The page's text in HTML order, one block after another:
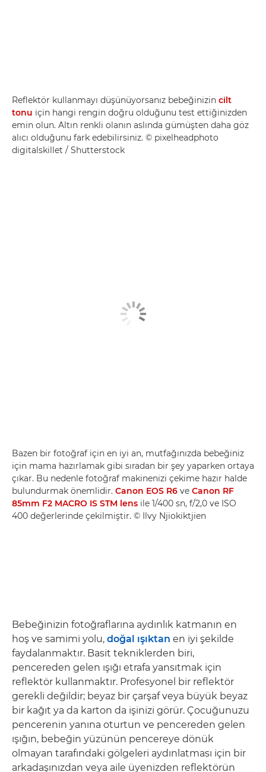
Reflektör kullanmayı düşünüyorsanız bebeğinizin cilt
tonu için hangi rengin doğru olduğunu test ettiğinizden
emin olun. Altın renkli olanın aslında gümüşten daha göz
alıcı olduğunu fark edebilirsiniz. © pixelheadphoto
digitalskillet / Shutterstock
Bazen bir fotoğraf için en iyi an, mutfağınızda bebeğiniz
için mama hazırlamak gibi sıradan bir şey yaparken ortaya
çıkar. Bu nedenle fotoğraf makinenizi çekime hazır halde
bulundurmak önemlidir. Canon EOS R6 ve Canon RF
85mm F2 MACRO IS STM lens ile 1/400 sn, f/2,0 ve ISO
400 değerlerinde çekilmiştir. © Ilvy Njiokiktjien
Bebeğinizin fotoğraflarına aydınlık katmanın en
hoş ve samimi yolu, doğal ışıktan en iyi şekilde
faydalanmaktır. Basit tekniklerden biri,
pencereden gelen ışığı etrafa yansıtmak için
reflektör kullanmaktır. Profesyonel bir reflektör
gerekli değildir; beyaz bir çarşaf veya büyük beyaz
bir kağıt ya da karton da işinizi görür. Çocuğunuzu
pencerenin yanına oturtun ve pencereden gelen
ışığın, bebeğin yüzünün pencereye dönük
olmayan tarafındaki gölgeleri aydınlatması için bir
arkadaşınızdan veya aile üyenizden reflektörün